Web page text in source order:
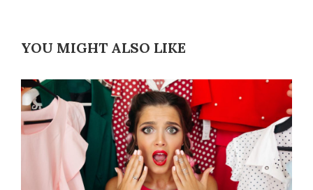
YOU MIGHT ALSO LIKE